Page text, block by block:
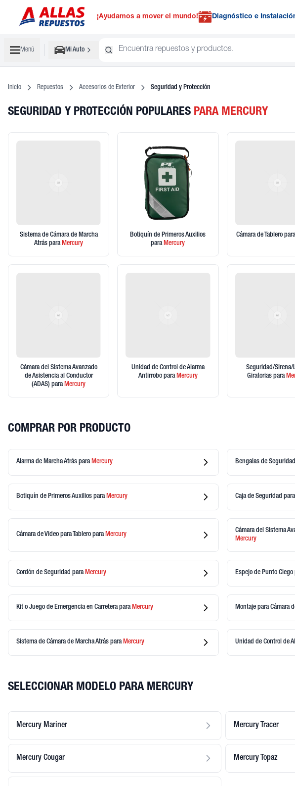
¡Ayudamos a mover el mundo! Diagnóstico e
Menú Mi Auto
Inicio Repuestos Accesorios de Exterior Seguridad y Protección
SEGURIDAD Y PROTECCIÓN POPULARES PARA MERCURY
Sistema de Cámara de Marcha
Atrás paraMercury
Botiquín de Primeros Auxilios
paraMercury
Cámara de Tablero
Cámara del Sistema Avanzado
de Asistencia al Conductor
(ADAS)para Mercury
Unidad de Control de Alarma
Antirrobo para Mercury
Seguridad/Sirena/
Giratoriaspara
COMPRAR POR PRODUCTO
Alarma de Marcha Atrás paraMercury Bengalas de Seguridad
Botiquín de Primeros Auxilios paraMercury Caja de Seguridad para
Cámara de Video para Tablero paraMercury
Cámara del Sistema
Mercury
Cordón de Seguridad paraMercury Espejo de Punto Ciego
Kit o Juego de Emergencia en Carretera paraMercury Montaje para Cámara
Sistema de Cámara de Marcha Atrás paraMercury Unidad de Control de
SELECCIONAR MODELO PARA MERCURY
Mercury Mariner Mercury Tracer
Mercury Cougar Mercury Topaz